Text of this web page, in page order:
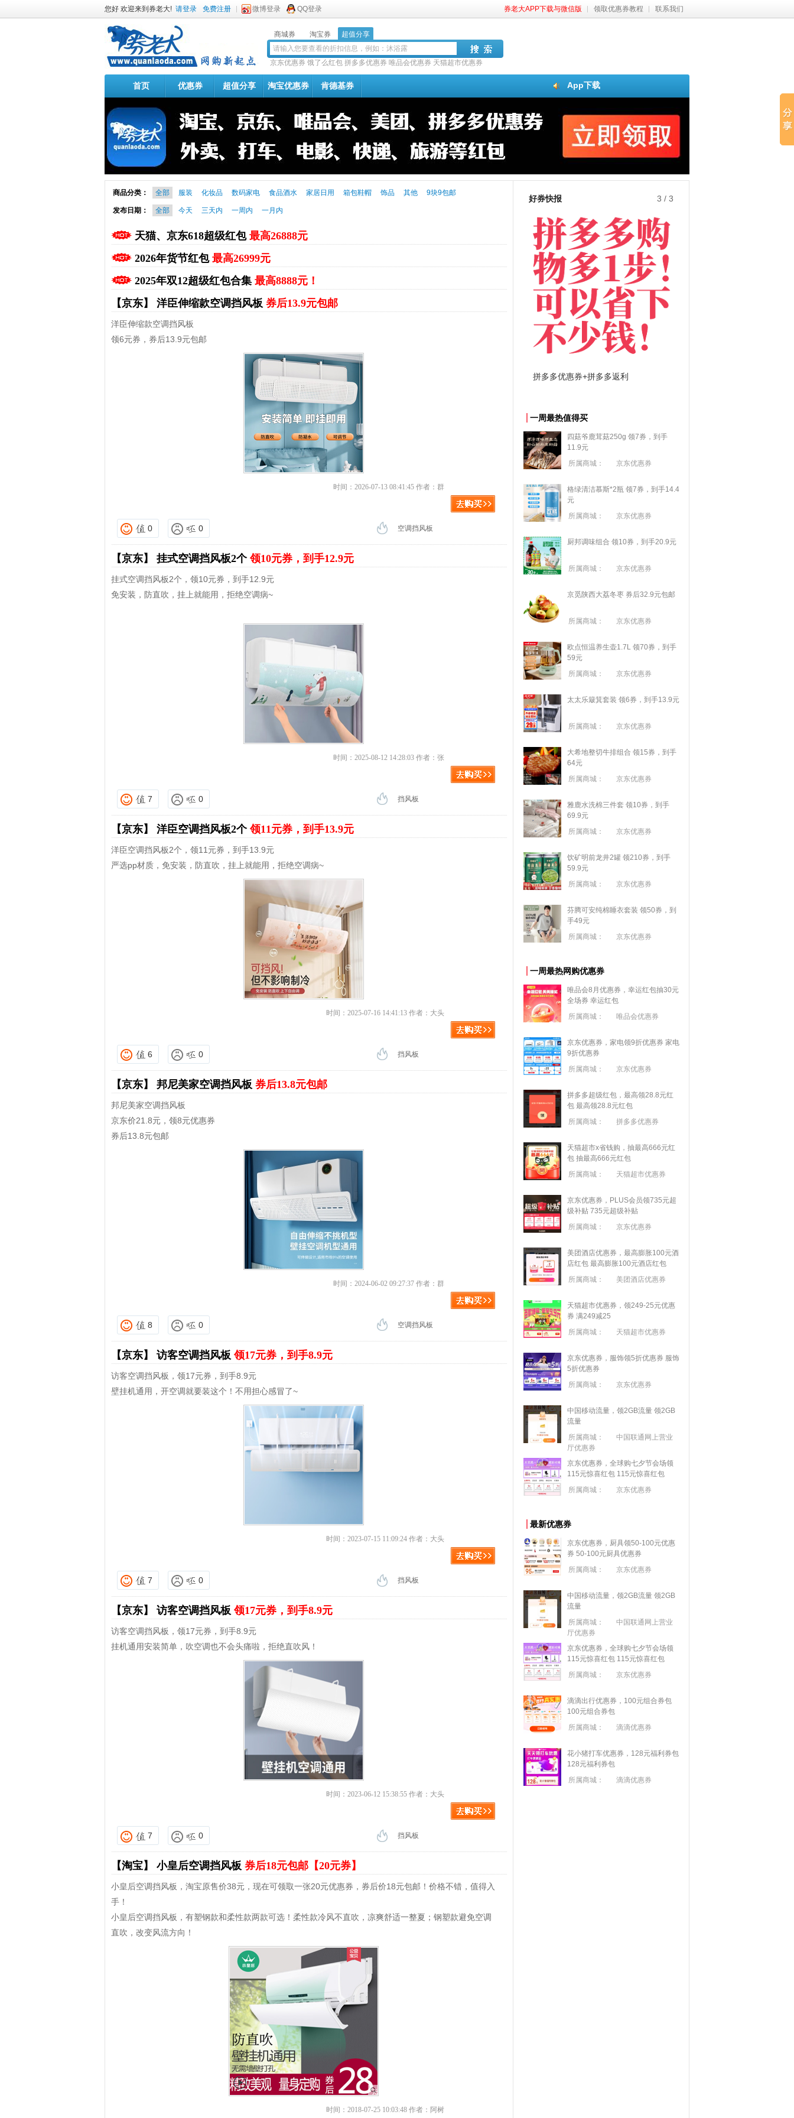
您好 欢迎来到券老大! 请登录 免费注册 微博登录 QQ登录 券老大APP下载与微信版 领取优惠券教程 联系我们
商城券 淘宝券 超值分享
京东优惠券 饿了么红包 拼多多优惠券 唯品会优惠券 天猫超市优惠券
App下载
首页 优惠券 超值分享 淘宝优惠券 肯德基券
商品分类： 全部 服装 化妆品 数码家电 食品酒水 家居日用 箱包鞋帽 饰品 其他 9块9包邮
发布日期： 全部 今天 三天内 一周内 一月内
天猫、京东618超级红包 最高26888元
2026年货节红包 最高26999元
2025年双12超级红包合集 最高8888元！
【京东】 洋臣伸缩款空调挡风板 券后13.9元包邮
洋臣伸缩款空调挡风板
领6元券，券后13.9元包邮
时间：2026-07-13 08:41:45 作者：群
0 0 空调挡风板
【京东】 挂式空调挡风板2个领10元券，到手12.9元
挂式空调挡风板2个，领10元券，到手12.9元
免安装，防直吹，挂上就能用，拒绝空调病~
时间：2025-08-12 14:28:03 作者：张
7 0 挡风板
【京东】 洋臣空调挡风板2个领11元券，到手13.9元
洋臣空调挡风板2个，领11元券，到手13.9元
严选pp材质，免安装，防直吹，挂上就能用，拒绝空调病~
时间：2025-07-16 14:41:13 作者：大头
6 0 挡风板
【京东】 邦尼美家空调挡风板 券后13.8元包邮
邦尼美家空调挡风板
京东价21.8元，领8元优惠券
券后13.8元包邮
时间：2024-06-02 09:27:37 作者：群
8 0 空调挡风板
【京东】 访客空调挡风板领17元券，到手8.9元
访客空调挡风板，领17元券，到手8.9元
壁挂机通用，开空调就要装这个！不用担心感冒了~
时间：2023-07-15 11:09:24 作者：大头
7 0 挡风板
【京东】 访客空调挡风板领17元券，到手8.9元
访客空调挡风板，领17元券，到手8.9元
挂机通用安装简单，吹空调也不会头痛啦，拒绝直吹风！
时间：2023-06-12 15:38:55 作者：大头
7 0 挡风板
【淘宝】 小皇后空调挡风板 券后18元包邮【20元券】
小皇后空调挡风板，淘宝原售价38元，现在可领取一张20元优惠券，券后价18元包邮！价格不错，值得入
手！
小皇后空调挡风板，有塑钢款和柔性款两款可选！柔性款冷风不直吹，凉爽舒适一整夏；钢塑款避免空调
直吹，改变风流方向！
时间：2018-07-25 10:03:48 作者：阿树
好券快报 3 / 3
拼多多优惠券+拼多多返利
一周最热值得买
四菇爷鹿茸菇250g 领7券，到手
11.9元
所属商城：
京东优惠券
格绿清洁慕斯*2瓶 领7券，到手14.4
元
所属商城：
京东优惠券
厨邦调味组合 领10券，到手20.9元
所属商城： 京东优惠券
京觅陕西大荔冬枣 券后32.9元包邮
所属商城： 京东优惠券
欧点恒温养生壶1.7L 领70券，到手
59元
所属商城：
京东优惠券
太太乐簸箕套装 领6券，到手13.9元
所属商城： 京东优惠券
大希地整切牛排组合 领15券，到手
64元
所属商城：
京东优惠券
雅鹿水洗棉三件套 领10券，到手
69.9元
所属商城：
京东优惠券
饮矿明前龙井2罐 领210券，到手
59.9元
所属商城：
京东优惠券
芬腾可安纯棉睡衣套装 领50券，到
手49元
所属商城：
京东优惠券
一周最热网购优惠券
唯品会8月优惠券，幸运红包抽30元
全场券 幸运红包
所属商城：
唯品会优惠券
京东优惠券，家电领9折优惠券 家电
9折优惠券
所属商城：
京东优惠券
拼多多超级红包，最高领28.8元红
包 最高领28.8元红包
所属商城：
拼多多优惠券
天猫超市x省钱购，抽最高666元红
包 抽最高666元红包
所属商城：
天猫超市优惠券
京东优惠券，PLUS会员领735元超
级补贴 735元超级补贴
所属商城：
京东优惠券
美团酒店优惠券，最高膨胀100元酒
店红包 最高膨胀100元酒店红包
所属商城：
美团酒店优惠券
天猫超市优惠券，领249-25元优惠
券 满249减25
所属商城：
天猫超市优惠券
京东优惠券，服饰领5折优惠券 服饰
5折优惠券
所属商城：
京东优惠券
中国移动流量，领2GB流量 领2GB
流量
所属商城：
中国联通网上营业
厅优惠券
京东优惠券，全球购七夕节会场领
115元惊喜红包 115元惊喜红包
所属商城：
京东优惠券
最新优惠券
京东优惠券，厨具领50-100元优惠
券 50-100元厨具优惠券
所属商城：
京东优惠券
中国移动流量，领2GB流量 领2GB
流量
所属商城：
中国联通网上营业
厅优惠券
京东优惠券，全球购七夕节会场领
115元惊喜红包 115元惊喜红包
所属商城：
京东优惠券
滴滴出行优惠券，100元组合券包
100元组合券包
所属商城：
滴滴优惠券
花小猪打车优惠券，128元福利券包
128元福利券包
所属商城：
滴滴优惠券